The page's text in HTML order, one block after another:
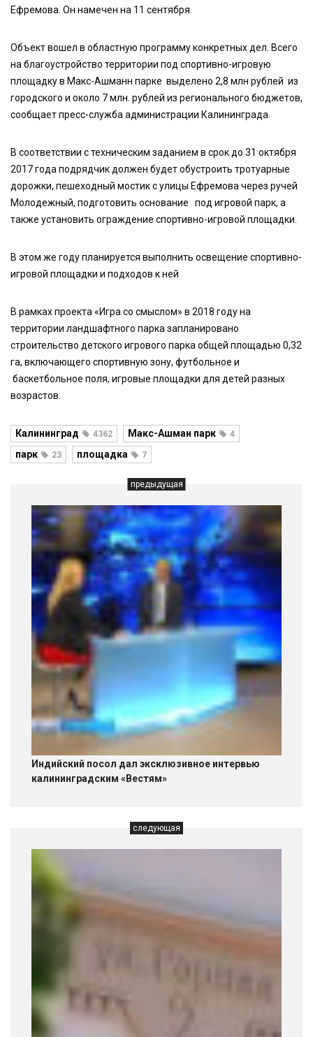
Ефремова. Он намечен на 11 сентября.
Объект вошел в областную программу конкретных дел. Всего
на благоустройство территории под спортивно-игровую
площадку в Макс-Ашманн парке выделено 2,8 млн рублей из
городского и около 7 млн. рублей из регионального бюджетов,
сообщает пресс-служба администрации Калининграда.
В соответствии с техническим заданием в срок до 31 октября
2017 года подрядчик должен будет обустроить тротуарные
дорожки, пешеходный мостик с улицы Ефремова через ручей
Молодежный, подготовить основание под игровой парк, а
также установить ограждение спортивно-игровой площадки.
В этом же году планируется выполнить освещение спортивно-
игровой площадки и подходов к ней
В рамках проекта «Игра со смыслом» в 2018 году на
территории ландшафтного парка запланировано
строительство детского игрового парка общей площадью 0,32
га, включающего спортивную зону, футбольное и
баскетбольное поля, игровые площадки для детей разных
возрастов.
Калининград 4362 Макс-Ашман парк 4
парк 23 площадка 7
предыдущая
Индийский посол дал эксклюзивное интервью
калининградским «Вестям»
следующая